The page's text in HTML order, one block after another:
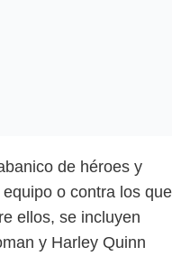
de héroes y
o contra los que
ellos, se incluyen
y Harley Quinn